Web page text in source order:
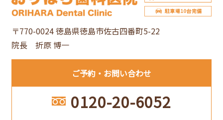
〒770-0024 徳島県徳島市佐古四番町5-22
院長 折原 博一
ご予約 お問い合わせ
0120-20-6052